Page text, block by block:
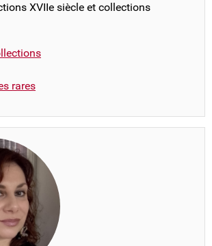
XVIIe siècle et collections
rares